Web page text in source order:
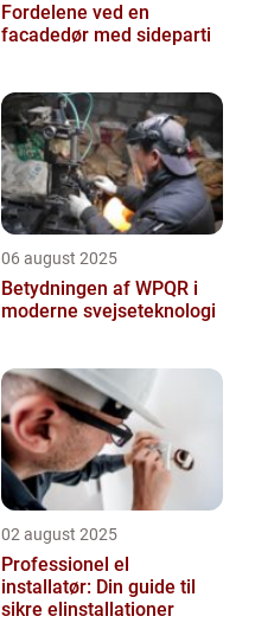
Fordelene ved en
facadedør med sideparti
06 august 2025
Betydningen af WPQR i
moderne svejseteknologi
02 august 2025
Professionel el
installatør: Din guide til
sikre elinstallationer